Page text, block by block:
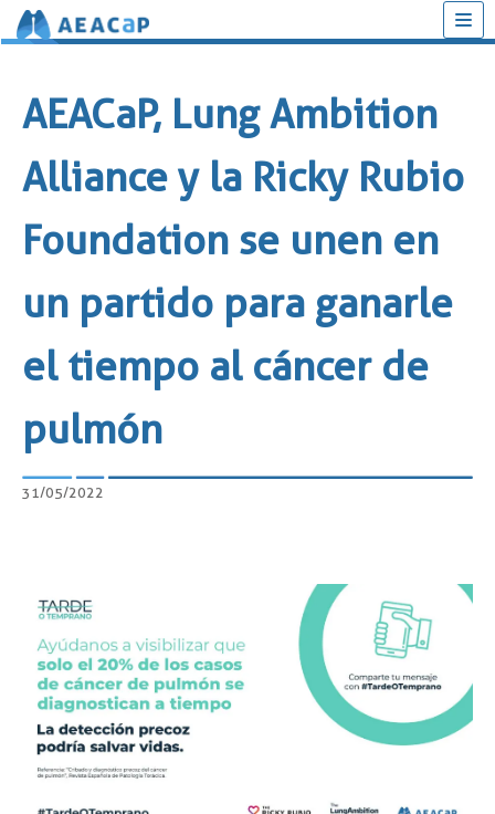
contenido
AEACaP, Lung Ambition
Alliance y la Ricky Rubio
Foundation se unen en
un partido para ganarle
el tiempo al cáncer de
pulmón
31/05/2022